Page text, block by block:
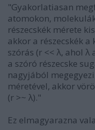
"Gyakorlatiasan
atomokon,
részecskék mérete
akkor a részecskék a
szórás (r << λ, ahol
a szóró részecske
nagyjából
méretével, akkor
(r >~ λ)."
Ez elmagyarazna